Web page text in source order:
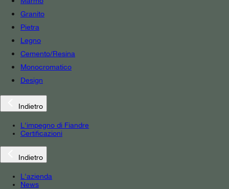
Granito
Pietra
Legno
Cemento/Resina
Monocromatico
Design
Indietro
L'impegno di Fiandre
Certificazioni
Indietro
L'azienda
News